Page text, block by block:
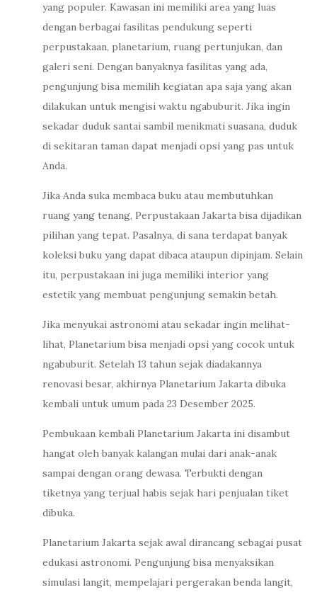
yang populer. Kawasan ini memiliki area yang luas
dengan berbagai fasilitas pendukung seperti
perpustakaan, planetarium, ruang pertunjukan, dan
galeri seni. Dengan banyaknya fasilitas yang ada,
pengunjung bisa memilih kegiatan apa saja yang akan
dilakukan untuk mengisi waktu ngabuburit. Jika ingin
sekadar duduk santai sambil menikmati suasana, duduk
di sekitaran taman dapat menjadi opsi yang pas untuk
Anda.
Jika Anda suka membaca buku atau membutuhkan
ruang yang tenang, Perpustakaan Jakarta bisa dijadikan
pilihan yang tepat. Pasalnya, di sana terdapat banyak
koleksi buku yang dapat dibaca ataupun dipinjam. Selain
itu, perpustakaan ini juga memiliki interior yang
estetik yang membuat pengunjung semakin betah.
Jika menyukai astronomi atau sekadar ingin melihat-
lihat, Planetarium bisa menjadi opsi yang cocok untuk
ngabuburit. Setelah 13 tahun sejak diadakannya
renovasi besar, akhirnya Planetarium Jakarta dibuka
kembali untuk umum pada 23 Desember 2025.
Pembukaan kembali Planetarium Jakarta ini disambut
hangat oleh banyak kalangan mulai dari anak-anak
sampai dengan orang dewasa. Terbukti dengan
tiketnya yang terjual habis sejak hari penjualan tiket
dibuka.
Planetarium Jakarta sejak awal dirancang sebagai pusat
edukasi astronomi. Pengunjung bisa menyaksikan
simulasi langit, mempelajari pergerakan benda langit,